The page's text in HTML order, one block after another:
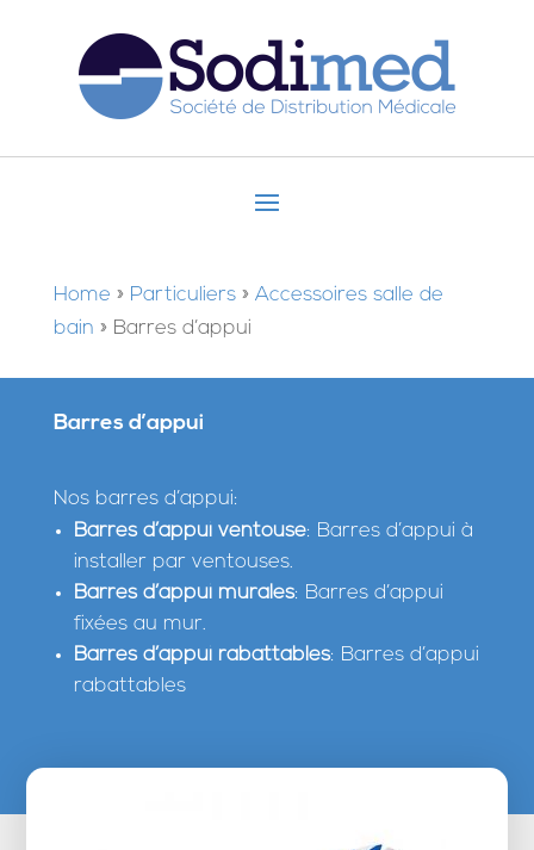
Home » Particuliers» Accessoires salle de
bain » Barres d’appui
Barres d’appui
Nos barres d’appui:
Barres d’appui ventouse: Barres d’appui à
installer par ventouses.
Barres d’appui murales: Barres d’appui
fixées au mur.
Barres d’appui rabattables: Barres d’appui
rabattables